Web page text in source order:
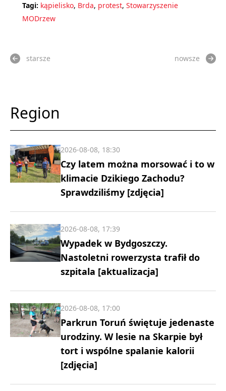
Tagi: kąpielisko, Brda, protest, Stowarzyszenie
MODrzew
starsze nowsze
Region
Czy latem można morsować i to w
klimacie Dzikiego Zachodu?
Sprawdziliśmy [zdjęcia]
2026-08-08, 18:30
Wypadek w Bydgoszczy.
Nastoletni rowerzysta trafił do
szpitala [aktualizacja]
2026-08-08, 17:39
Parkrun Toruń świętuje jedenaste
urodziny. W lesie na Skarpie był
tort i wspólne spalanie kalorii
[zdjęcia]
2026-08-08, 17:00